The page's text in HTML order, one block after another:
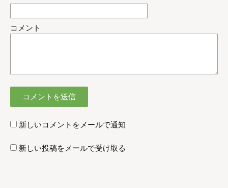
コメント
新しいコメントをメールで通知
新しい投稿をメールで受け取る